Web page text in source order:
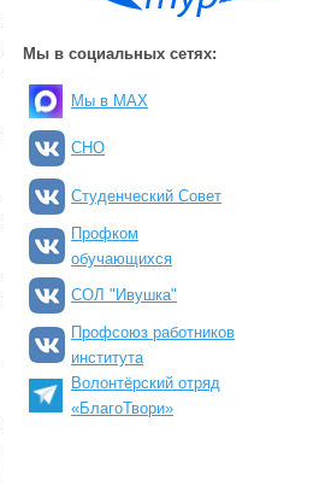
Мы в социальных сетях:
Мы в MAX
СНО
Студенческий Совет
Профком
обучающихся
СОЛ "Ивушка"
Профсоюз работников
института
Волонтёрский отряд
«БлагоТвори»